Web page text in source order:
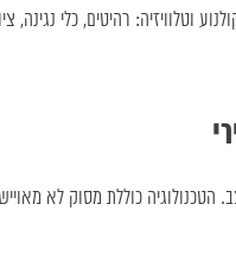
וטלוויזיה: רהיטים, כלי
הטכנולוגיה כוללת מסוק לא